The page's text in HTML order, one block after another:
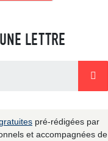
LETTRE
pré-rédigées par
et accompagnées de